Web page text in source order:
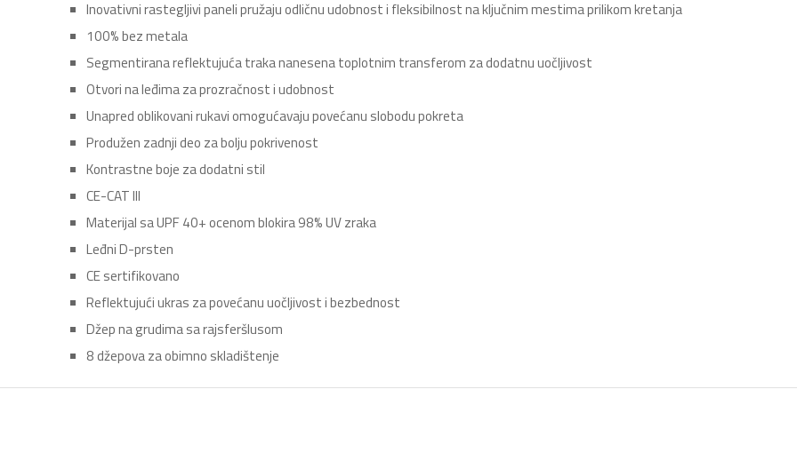
Inovativni rastegljivi paneli pružaju odličnu udobnost i fleksibilnost na ključnim mestima prilikom kretanja
100% bez metala
Segmentirana reflektujuća traka nanesena toplotnim transferom za dodatnu uočljivost
Otvori na leđima za prozračnost i udobnost
Unapred oblikovani rukavi omogućavaju povećanu slobodu pokreta
Produžen zadnji deo za bolju pokrivenost
Kontrastne boje za dodatni stil
CE-CAT III
Materijal sa UPF 40+ ocenom blokira 98% UV zraka
Leđni D-prsten
CE sertifikovano
Reflektujući ukras za povećanu uočljivost i bezbednost
Džep na grudima sa rajsferšlusom
8 džepova za obimno skladištenje